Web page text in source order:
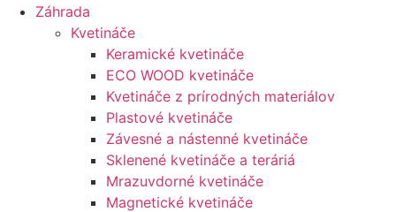
Záhrada
Kvetináče
Keramické kvetináče
ECO WOOD kvetináče
Kvetináče z prírodných materiálov
Plastové kvetináče
Závesné a nástenné kvetináče
Sklenené kvetináče a teráriá
Mrazuvdorné kvetináče
Magnetické kvetináče